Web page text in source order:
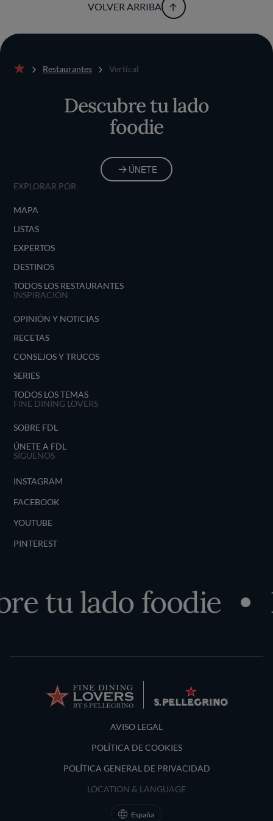
VOLVER ARRIBA
Restaurantes Vertical
Descubre tu lado
foodie
ÚNETE
EXPLORAR POR
MAPA
LISTAS
EXPERTOS
DESTINOS
TODOS LOS RESTAURANTES
INSPIRACIÓN
OPINIÓN Y NOTICIAS
RECETAS
CONSEJOS Y TRUCOS
SERIES
TODOS LOS TEMAS
FINE DINING LOVERS
SOBRE FDL
ÚNETE A FDL
SÍGUENOS
INSTAGRAM
FACEBOOK
YOUTUBE
PINTEREST
tu lado foodie
Terms and Conditions
AVISO LEGAL
POLÍTICA DE COOKIES
POLÍTICA GENERAL DE PRIVACIDAD
LOCATION & LANGUAGE
España